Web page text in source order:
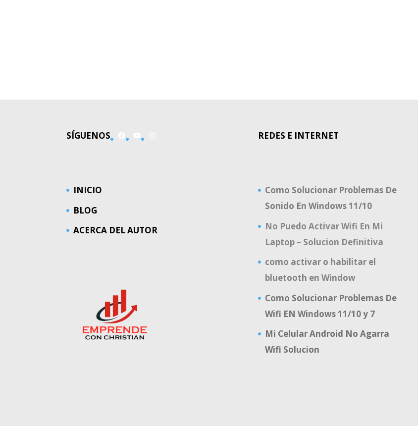
SÍGUENOS
INICIO
BLOG
ACERCA DEL AUTOR
REDES E INTERNET
Como Solucionar Problemas De
Sonido En Windows 11/10
No Puedo Activar Wifi En Mi
Laptop – Solucion Definitiva
como activar o habilitar el
bluetooth en Window
Como Solucionar Problemas De
Wifi EN Windows 11/10 y 7
Mi Celular Android No Agarra
Wifi Solucion